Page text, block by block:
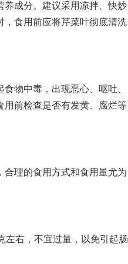
成分。建议采用凉拌、快炒
，食用前应将芹菜叶彻底清洗
物中毒，出现恶心、呕吐、
用前检查是否有发黄、腐烂等
理的食用方式和食用量尤为
右，不宜过量，以免引起肠